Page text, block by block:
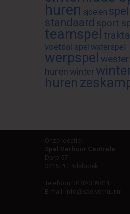
huren sjoelen
standaard sport
teamspel
voetbal spel waterspel
werpspel
huren winter
huren
Onze locatie:
Spel Verhuur Centrale
Dorp 57
3415 PC Polsbroek
Telefoon: 0182-309811
E-mail: info@spelverhuur.nl